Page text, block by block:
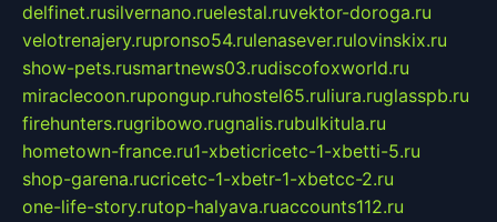
delfinet.rusilvernano.ruelestal.ruvektor-doroga.ru
velotrenajery.rupronso54.rulenasever.rulovinskix.ru
show-pets.rusmartnews03.rudiscofoxworld.ru
miraclecoon.rupongup.ruhostel65.ruliura.ruglasspb.ru
firehunters.rugribowo.rugnalis.rubulkitula.ru
hometown-france.ru1-xbeticricetc-1-xbetti-5.ru
shop-garena.rucricetc-1-xbetr-1-xbetcc-2.ru
one-life-story.rutop-halyava.ruaccounts112.ru